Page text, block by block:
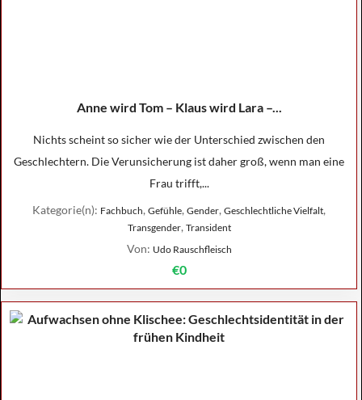
Anne wird Tom – Klaus wird Lara –...
Nichts scheint so sicher wie der Unterschied zwischen den
Geschlechtern. Die Verunsicherung ist daher groß, wenn man eine
Frau trifft,...
Kategorie(n): Fachbuch, Gefühle, Gender, Geschlechtliche Vielfalt,
Transgender, Transident
Von: Udo Rauschfleisch
€0